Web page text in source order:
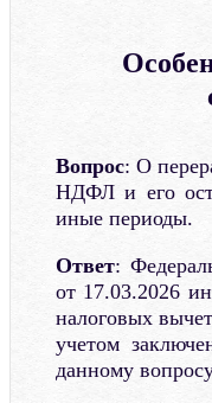
Вопрос: О
НДФЛ и его
иные периоды.
Ответ:
от 17.03.2026
налоговых
учетом
данному